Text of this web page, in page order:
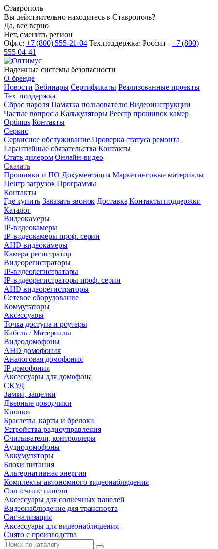
Ставрополь
Вы действительно находитесь в Ставрополь?
Да, все верно
Нет, сменить регион
Офис: +7 (800) 555-21-04 Тех.поддержка: Россия - +7 (800)
555-04-41
Надежные системы безопасности
О бренде
Новости Вебинары Сертификаты Реализованные проекты
Тех. поддержка
Сброс пароля Памятка пользователю Видеоинструкции
Частые вопросы Калькуляторы Реестр прошивок камер
Optimus Контакты
Сервис
Сервисное обслуживание Проверка статуса ремонта
Гарантийные обязательства Контакты
Стать дилером Онлайн-видео
Скачать
Прошивки и ПО Документация Маркетинговые материалы
Центр загрузок Программы
Контакты
Где купить Заказать звонок Доставка Контакты поддержки
Каталог
Видеокамеры
IP-видеокамеры
IP-видеокамеры проф. серии
AHD видеокамеры
Камера-регистратор
Видеорегистраторы
IP-видеорегистраторы
IP-видеорегистраторы проф. серии
AHD видеорегистраторы
Сетевое оборудование
Коммутаторы
Аксессуары
Точка доступа и роутеры
Кабель / Материалы
Видеодомофоны
AHD домофония
Аналоговая домофония
IP домофония
Аксессуары для домофона
СКУД
Замки, защелки
Дверные доводчики
Кнопки
Браслеты, карты и брелоки
Устройства радиоуправления
Считыватели, контроллеры
Аудиодомофоны
Аккумуляторы
Блоки питания
Альтернативная энергия
Комплекты автономного видеонаблюдения
Солнечные панели
Аксессуары для солнечных панелей
Видеонаблюдение для транспорта
Сигнализация
Аксессуары для видеонаблюдения
Снято с производства